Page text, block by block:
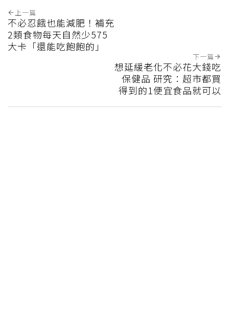
上一篇
不必忍餓也能減肥！補充
2類食物每天自然少575
大卡「還能吃飽飽的」
下一篇
想延緩老化不必花大錢吃
保健品 研究：超市都買
得到的1便宜食品就可以